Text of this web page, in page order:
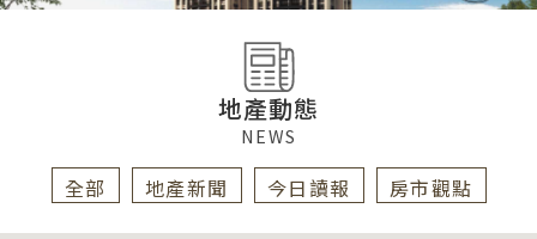
地產動態
NEWS
全部 地產新聞 今日讀報 房市觀點